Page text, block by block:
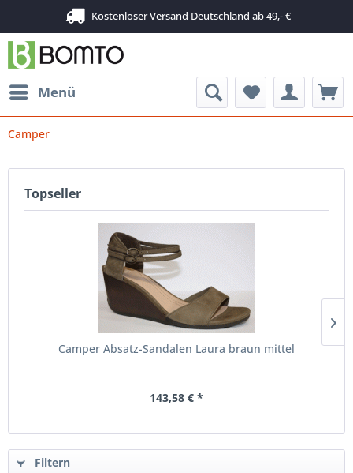
Kostenloser Versand Deutschland ab 49,- €
Menü
Camper
Topseller
Camper Absatz-Sandalen Laura braun mittel
143,58 € *
Filtern